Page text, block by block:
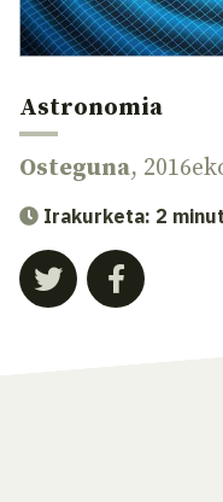
Astronomia
Osteguna,
Irakurketa: 2